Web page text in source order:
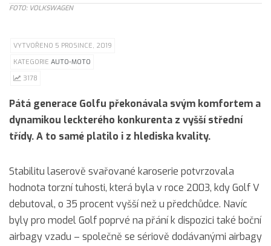
FOTO: VOLKSWAGEN
VYTVOŘENO 5 PROSINCE, 2019
KATEGORIE AUTO-MOTO
3178
Pátá generace Golfu překonávala svým komfortem a
dynamikou leckterého konkurenta z vyšší střední
třídy. A to samé platilo i z hlediska kvality.
Stabilitu laserově svařované karoserie potvrzovala
hodnota torzní tuhosti, která byla v roce 2003, kdy Golf V
debutoval, o 35 procent vyšší než u předchůdce. Navíc
byly pro model Golf poprvé na přání k dispozici také boční
airbagy vzadu – společně se sériově dodávanými airbagy